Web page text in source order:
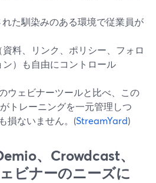
れた馴染みのある環境で従業員が
料、リンク、ポリシー、フォロ
）も自由にコントロール
ウェビナーツールと比べ、この
トレーニングを一元管理しつ
損ないません。(StreamYard)
、Crowdcast、
ビナーのニーズに